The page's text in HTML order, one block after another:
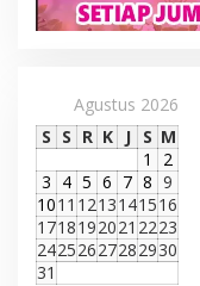
Agustus 2026
S S R K J S M
1
2
3 4 5 6 7 8 9
1011 1213141516
1718192021 2223
24252627282930
31